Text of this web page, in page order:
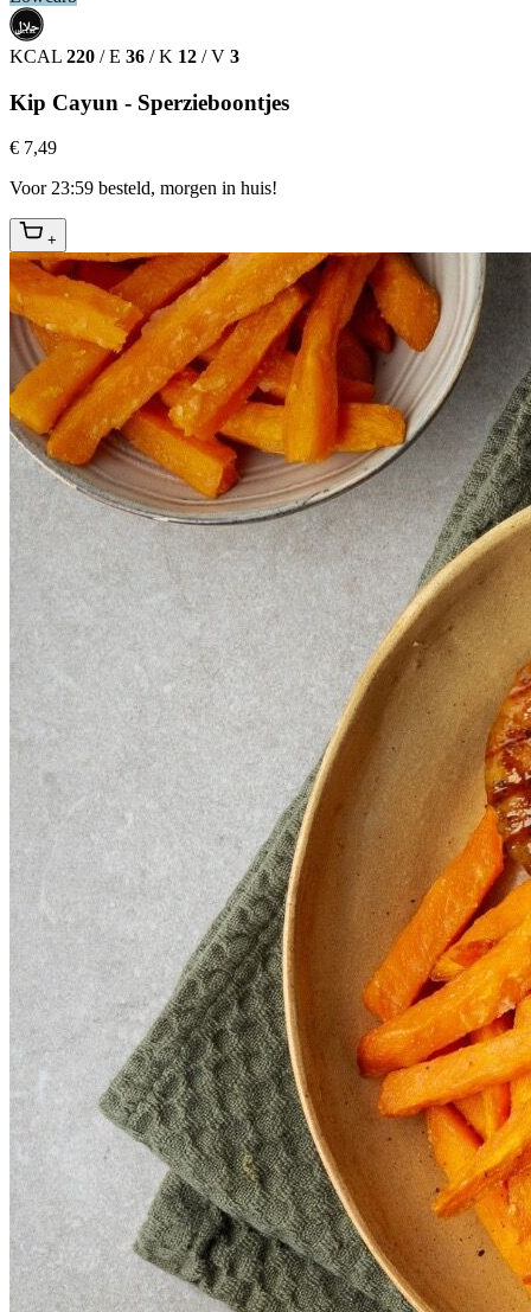
حلال
HALAL
KCAL 220 / E 36 / K 12 / V 3
Kip Cayun - Sperzieboontjes
€ 7,49
Voor 23:59 besteld, morgen in huis!
+